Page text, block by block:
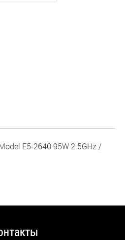
E5-2640 95W 2.5GHz /